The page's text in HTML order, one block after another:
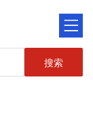
搜索